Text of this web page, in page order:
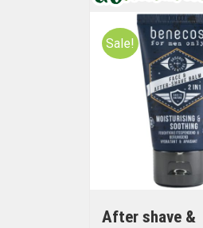
Sale!
After shave &